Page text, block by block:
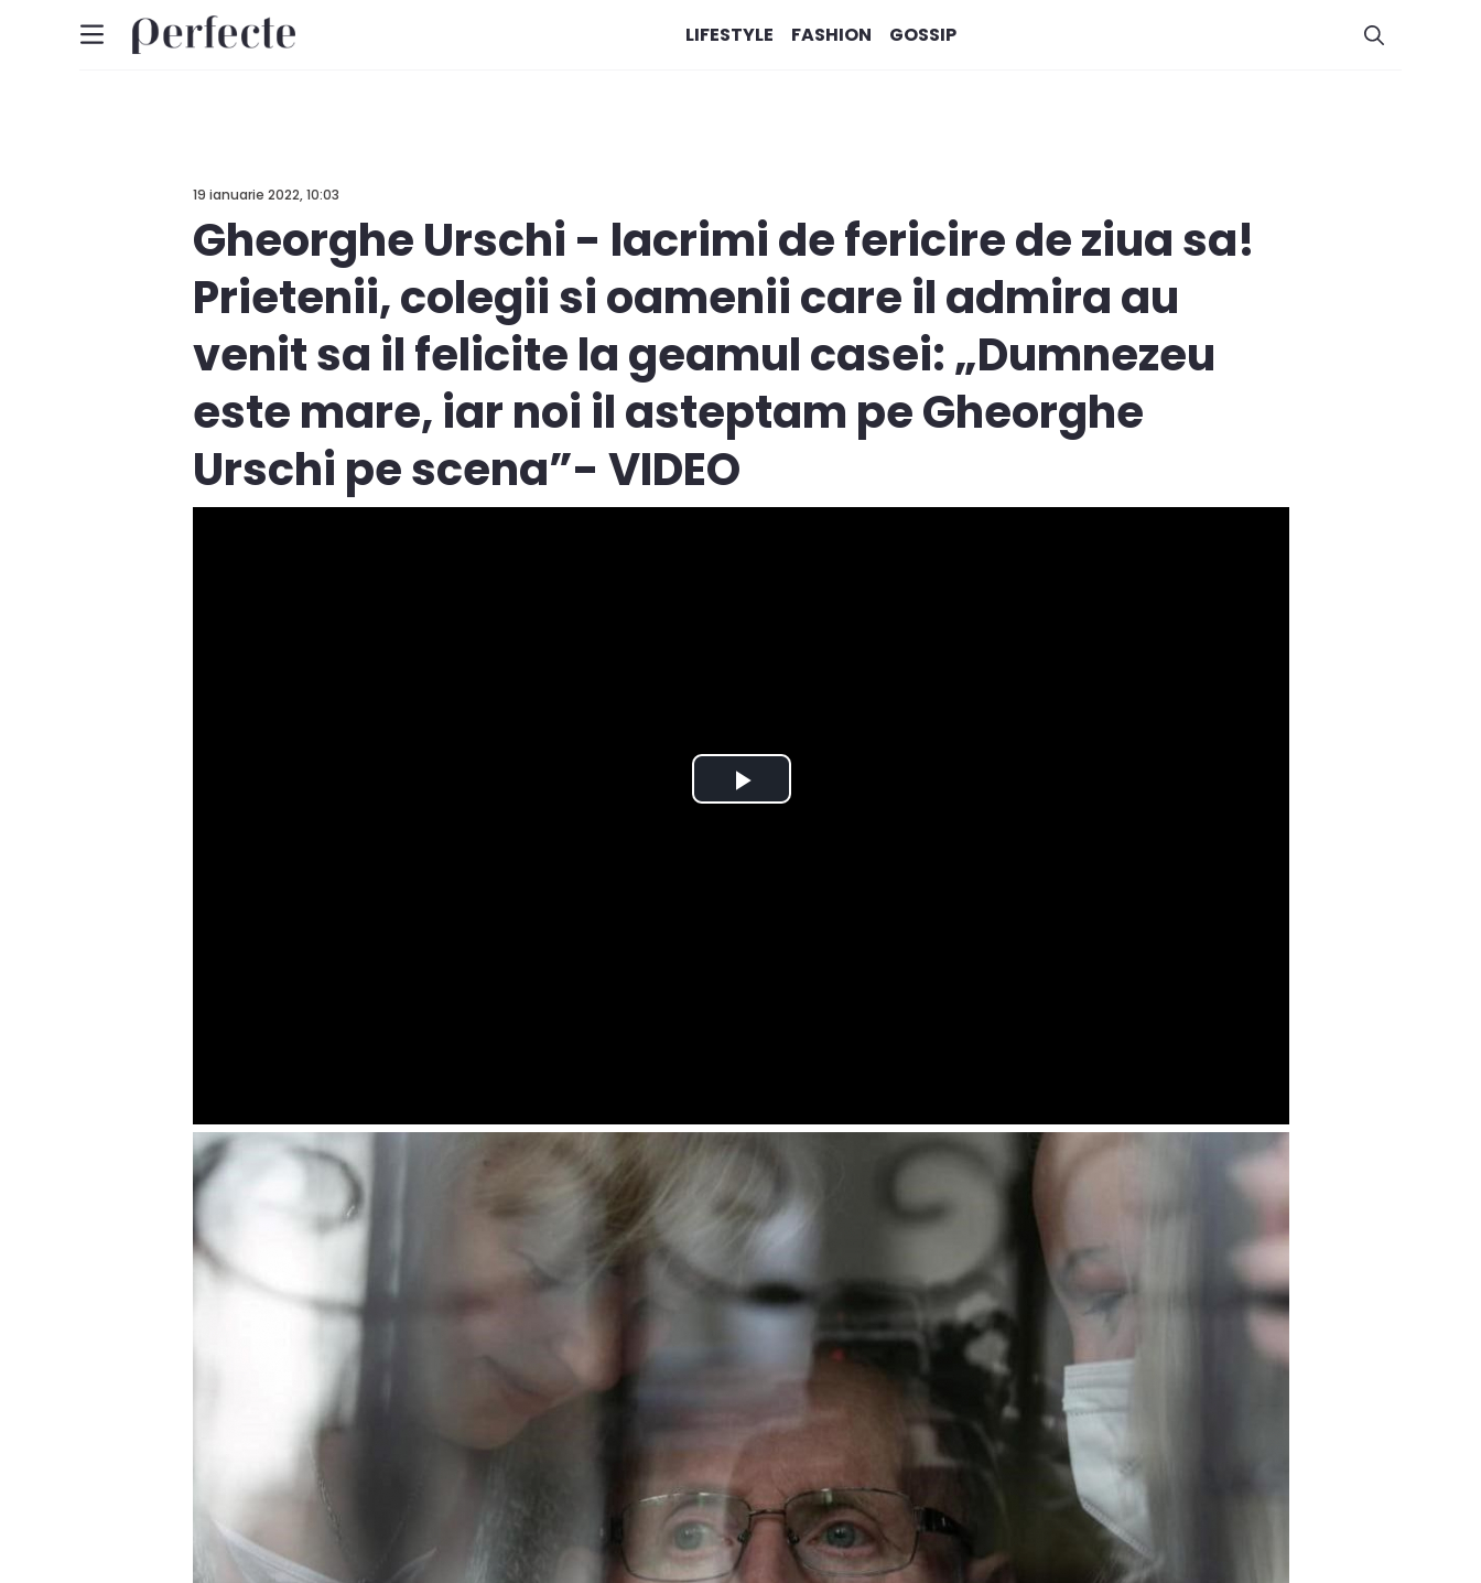
LIFESTYLE FASHION GOSSIP
19 ianuarie 2022, 10:03
Gheorghe Urschi - lacrimi de fericire de ziua sa!
Prietenii, colegii si oamenii care il admira au
venit sa il felicite la geamul casei: „Dumnezeu
este mare, iar noi il asteptam pe Gheorghe
Urschi pe scena”- VIDEO